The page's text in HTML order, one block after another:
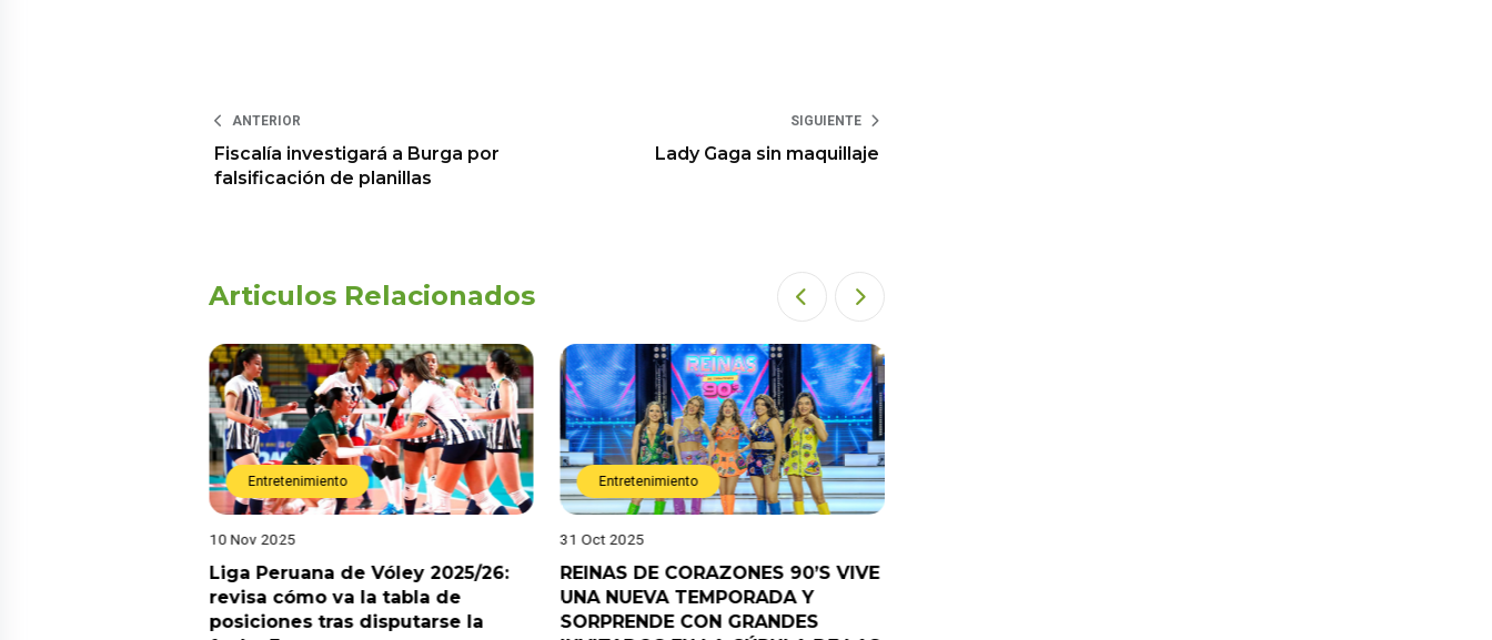
ANTERIOR
Fiscalía investigará a Burga por
falsificación de planillas
SIGUIENTE
Lady Gaga sin maquillaje
Articulos Relacionados
Entretenimiento
10 Nov 2025
Liga Peruana de Vóley 2025/26:
revisa cómo va la tabla de
posiciones tras disputarse la
Entretenimiento
31 Oct 2025
REINAS DE CORAZONES 90’S VIVE
UNA NUEVA TEMPORADA Y
SORPRENDE CON GRANDES